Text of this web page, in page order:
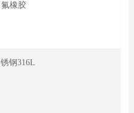
氟橡胶
钢316L